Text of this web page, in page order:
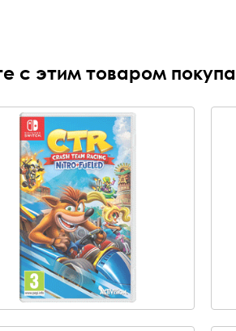
с этим товаром